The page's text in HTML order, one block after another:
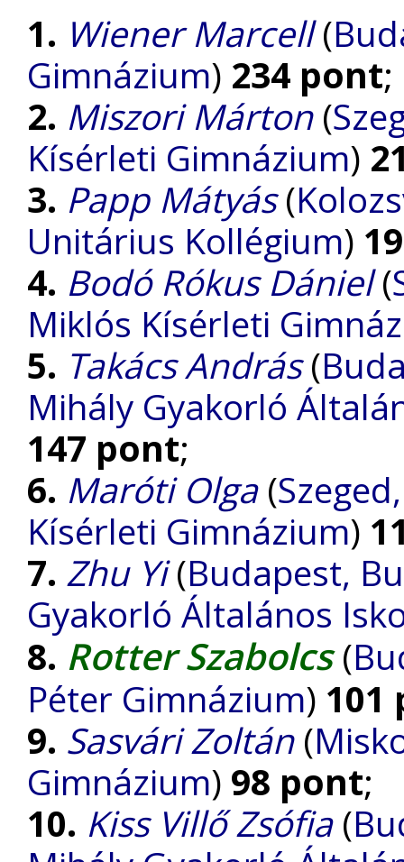
1. Wiener Marcell(
Gimnázium) 234 pont;
2. Miszori Márton(
Kísérleti Gimnázium)
3. Papp Mátyás(
Unitárius Kollégium)
4. Bodó Rókus Dániel(
Miklós Kísérleti
5. Takács András(
Mihály Gyakorló
147 pont;
6. Maróti Olga(
Kísérleti Gimnázium)
7. Zhu Yi(Budapest,
Gyakorló Általános
8. Rotter Szabolcs(
Péter Gimnázium) 101
9. Sasvári Zoltán(
Gimnázium) 98 pont;
10. Kiss Villő Zsófia(